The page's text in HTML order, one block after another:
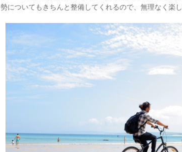
勢についてもきちんと整備してくれるので、無理なく楽し